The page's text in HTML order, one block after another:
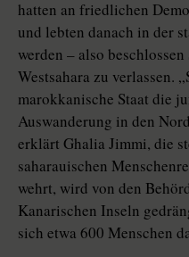
hatten an friedlichen
und lebten danach in der
werden – also
Westsahara zu verlassen.
marokkanische Staat die
Auswanderung in den
erklärt Ghalia Jimmi, die
saharauischen
wehrt, wird von den
Kanarischen Inseln
sich etwa 600 Menschen